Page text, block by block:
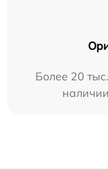
Более 20